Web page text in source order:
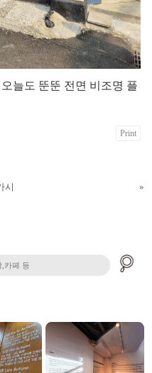
늘도 뚠뚠 전면 비조명 플
Print
시
»